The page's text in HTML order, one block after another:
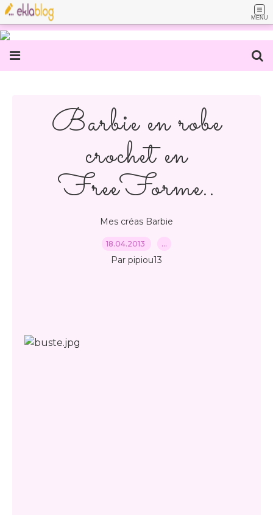
MENU
Barbie en robe
crochet en
FreeForme..
Mes créas Barbie
18.04.2013 …
Par pipiou13